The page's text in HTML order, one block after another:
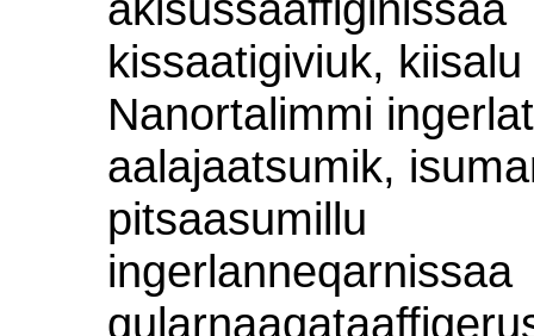
kissaatigiviuk, kiisalu
Nanortalimmi
aalajaatsumik,
pitsaasumillu
ingerlanneqarnissaa